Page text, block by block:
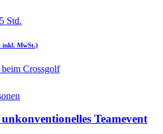
Std.
inkl. MwSt.)
Teamevent